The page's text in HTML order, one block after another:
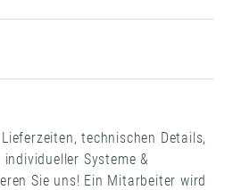
technischen Details,
Systeme &
Sie uns! Ein Mitarbeiter wird